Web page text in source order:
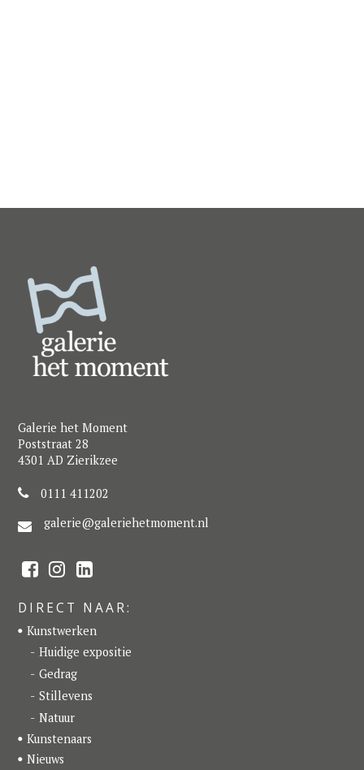
Galerie het Moment
Poststraat 28
4301 AD Zierikzee
0111 411202
galerie@galeriehetmoment.nl
F
a
e
b
o
o
k
t
a
g
r
a
m
L
i
k
e
d
I
n
DIRECT NAAR:
Kunstwerken
Huidige expositie
Gedrag
Stillevens
Natuur
Kunstenaars
Nieuws